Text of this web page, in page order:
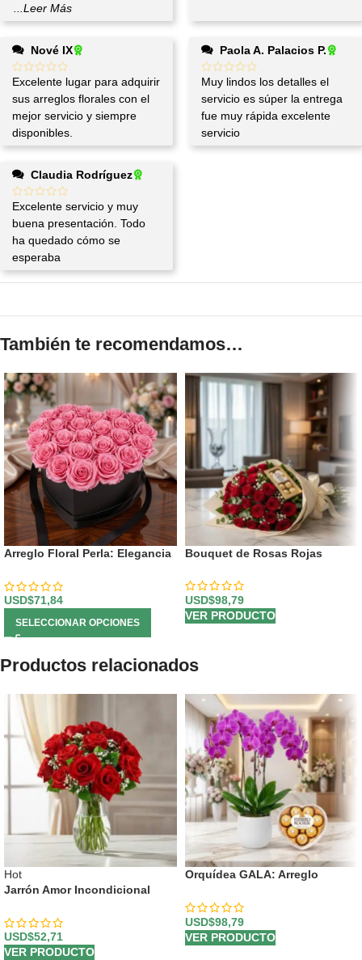
...Leer Más
Nové IX
Excelente lugar para adquirir
sus arreglos florales con el
mejor servicio y siempre
disponibles.
Paola A. Palacios P.
Muy lindos los detalles el
servicio es súper la entrega
fue muy rápida excelente
servicio
Claudia Rodríguez
Excelente servicio y muy
buena presentación. Todo
ha quedado cómo se
esperaba
También te recomendamos…
Arreglo Floral Perla: Elegancia
USD$71,84
SELECCIONAR OPCIONES
Bouquet de Rosas Rojas
USD$98,79
VER PRODUCTO
Productos relacionados
Hot
Jarrón Amor Incondicional
USD$52,71
VER PRODUCTO
Orquídea GALA: Arreglo
Corazón ✨
USD$98,79
VER PRODUCTO